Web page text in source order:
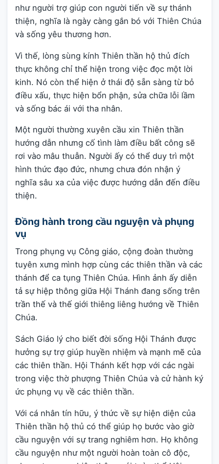
như người trợ giúp con người tiến về sự thánh
thiện, nghĩa là ngày càng gắn bó với Thiên Chúa
và sống yêu thương hơn.
Vì thế, lòng sùng kính Thiên thần hộ thủ đích
thực không chỉ thể hiện trong việc đọc một lời
kinh. Nó còn thể hiện ở thái độ sẵn sàng từ bỏ
điều xấu, thực hiện bổn phận, sửa chữa lỗi lầm
và sống bác ái với tha nhân.
Một người thường xuyên cầu xin Thiên thần
hướng dẫn nhưng cố tình làm điều bất công sẽ
rơi vào mâu thuẫn. Người ấy có thể duy trì một
hình thức đạo đức, nhưng chưa đón nhận ý
nghĩa sâu xa của việc được hướng dẫn đến điều
thiện.
Đồng hành trong cầu nguyện và phụng
vụ
Trong phụng vụ Công giáo, cộng đoàn thường
tuyên xưng mình hợp cùng các thiên thần và các
thánh để ca tụng Thiên Chúa. Hình ảnh ấy diễn
tả sự hiệp thông giữa Hội Thánh đang sống trên
trần thế và thế giới thiêng liêng hướng về Thiên
Chúa.
Sách Giáo lý cho biết đời sống Hội Thánh được
hưởng sự trợ giúp huyền nhiệm và mạnh mẽ của
các thiên thần. Hội Thánh kết hợp với các ngài
trong việc thờ phượng Thiên Chúa và cử hành ký
ức phụng vụ về các thiên thần.
Với cá nhân tín hữu, ý thức về sự hiện diện của
Thiên thần hộ thủ có thể giúp họ bước vào giờ
cầu nguyện với sự trang nghiêm hơn. Họ không
cầu nguyện như một người hoàn toàn cô độc,